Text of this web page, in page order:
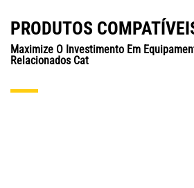
PRODUTOS
Maximize O Investimento Em
Relacionados Cat